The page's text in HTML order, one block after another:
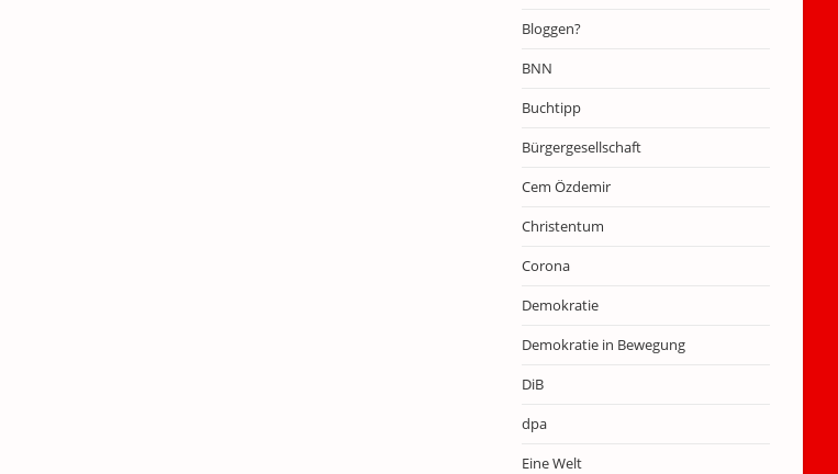
Bloggen?
BNN
Buchtipp
Bürgergesellschaft
Cem Özdemir
Christentum
Corona
Demokratie
Demokratie in Bewegung
DiB
dpa
Eine Welt